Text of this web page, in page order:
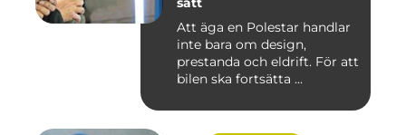
Att äga en Polestar handlar
inte bara om design,
prestanda och eldrift. För att
bilen ska fortsätta ...